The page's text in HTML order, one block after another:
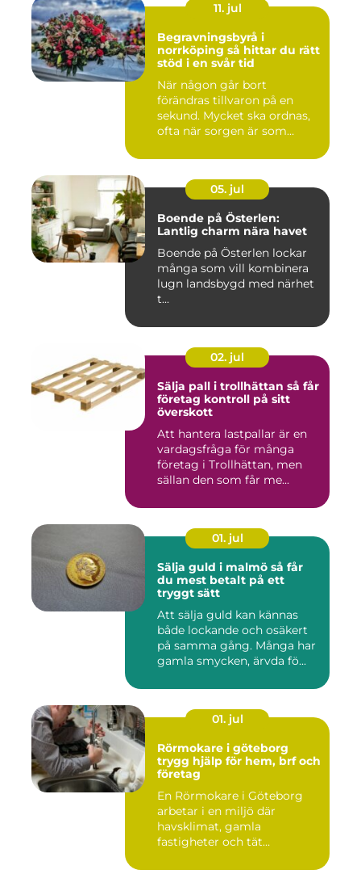
11. jul
Begravningsbyrå i
norrköping så hittar du rätt
stöd i en svår tid
När någon går bort
förändras tillvaron på en
sekund. Mycket ska ordnas,
ofta när sorgen är som
05. jul
Boende på Österlen:
Lantlig charm nära havet
Boende på Österlen lockar
många som vill kombinera
lugn landsbygd med närhet
t...
02. jul
Sälja pall i trollhättan så får
företag kontroll på sitt
överskott
Att hantera lastpallar är en
vardagsfråga för många
företag i Trollhättan, men
sällan den som får me...
01. jul
Sälja guld i malmö så får
du mest betalt på ett
tryggt sätt
Att sälja guld kan kännas
både lockande och osäkert
på samma gång. Många har
gamla smycken, ärvda fö...
01. jul
Rörmokare i göteborg
trygg hjälp för hem, brf och
företag
En Rörmokare i Göteborg
arbetar i en miljö där
havsklimat, gamla
fastigheter och tät